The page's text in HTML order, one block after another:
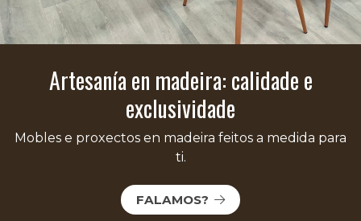
Artesanía en madeira: calidade e
exclusividade
Mobles e proxectos en madeira feitos a medida para
ti.
FALAMOS?